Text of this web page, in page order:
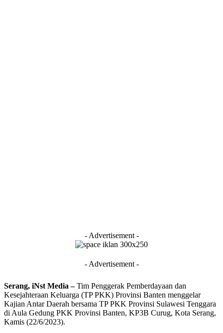
- Advertisement -
- Advertisement -
Serang, iNst Media –Tim Penggerak Pemberdayaan dan
Kesejahteraan Keluarga (TP PKK) Provinsi Banten menggelar
Kajian Antar Daerah bersama TP PKK Provinsi Sulawesi Tenggara
di Aula Gedung PKK Provinsi Banten, KP3B Curug, Kota Serang,
Kamis (22/6/2023).